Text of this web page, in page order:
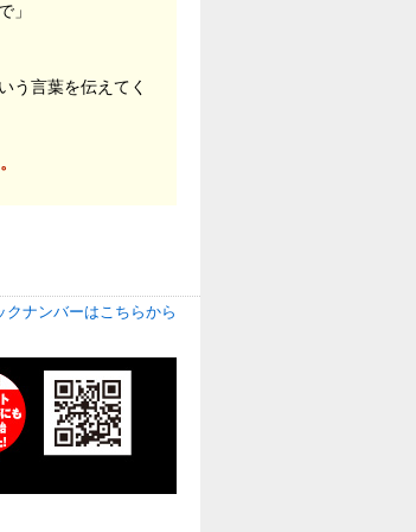
」
う言葉を伝えてく
クナンバーはこちらから